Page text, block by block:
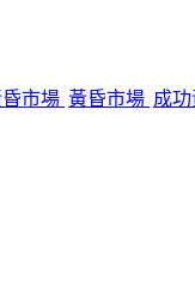
市場 黃昏市場 成